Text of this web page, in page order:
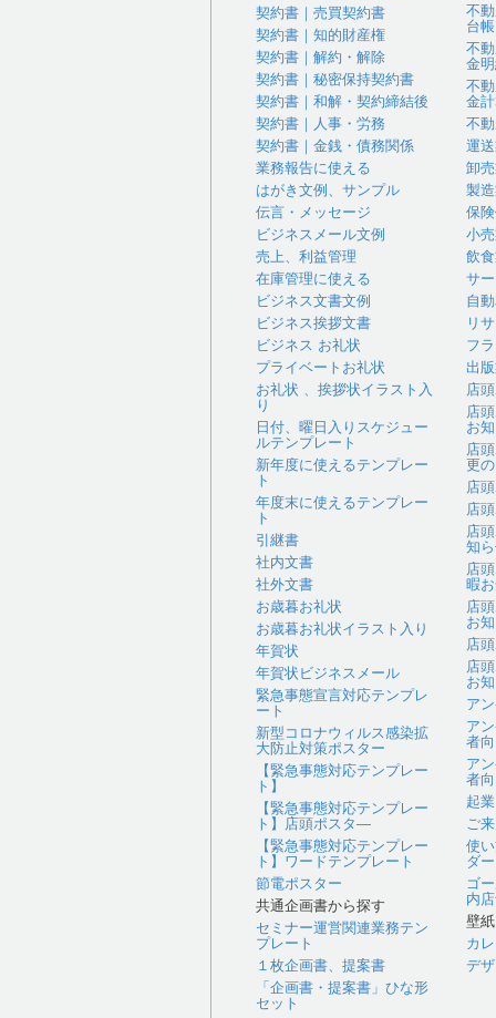
契約書｜売買契約書
契約書｜知的財産権
契約書｜解約・解除
契約書｜秘密保持契約書
契約書｜和解・契約締結後
契約書｜人事・労務
契約書｜金銭・債務関係
業務報告に使える
はがき文例、サンプル
伝言・メッセージ
ビジネスメール文例
売上、利益管理
在庫管理に使える
ビジネス文書文例
ビジネス挨拶文書
ビジネス お礼状
プライベートお礼状
お礼状 、挨拶状イラスト入
り
日付、曜日入りスケジュー
ルテンプレート
新年度に使えるテンプレー
ト
年度末に使えるテンプレー
ト
引継書
社内文書
社外文書
お歳暮お礼状
お歳暮お礼状イラスト入り
年賀状
年賀状ビジネスメール
緊急事態宣言対応テンプレ
ート
新型コロナウィルス感染拡
大防止対策ポスター
【緊急事態対応テンプレー
ト】
【緊急事態対応テンプレー
ト】店頭ポスタ―
【緊急事態対応テンプレー
ト】ワードテンプレート
節電ポスター
共通企画書から探す
セミナー運営関連業務テン
プレート
１枚企画書、提案書
「企画書・提案書」ひな形
セット
不
台
不
金
不
金
不
運
卸
製
保
小
飲
サ
自
リ
フ
出
店
店
お
店
更
店
店
店
知
店
暇
店
お
店
店
お
ア
ア
者
ア
者
起
ご
使
ダー
ゴ
内
壁紙
カ
デ